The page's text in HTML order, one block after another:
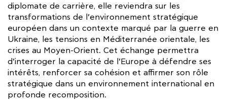
diplomate de carrière, elle reviendra sur les
transformations de l’environnement stratégique
européen dans un contexte marqué par la guerre en
Ukraine, les tensions en Méditerranée orientale, les
crises au Moyen-Orient. Cet échange permettra
d’interroger la capacité de l’Europe à défendre ses
intérêts, renforcer sa cohésion et affirmer son rôle
stratégique dans un environnement international en
profonde recomposition.